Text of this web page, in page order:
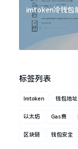
imtoken冷钱包
标签列表
Imtoken 钱包地址
以太坊 Gas费
区块链 钱包安全